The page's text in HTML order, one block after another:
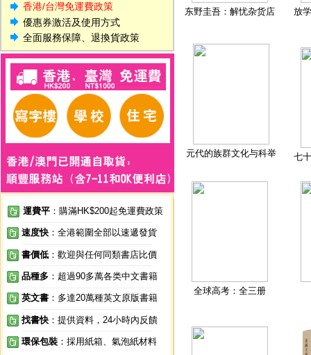
香港/台灣免運費政策
優惠券激活及使用方式
全面服務保障、退換貨政策
運費平 ：購滿HK$200起免運費政策
速度快 ：全港範圍全部以速遞發貨
書價低 ：歡迎與任何同類書店比價
品種多 ：超過90多萬各类中文書籍
英文書 ：多達20萬種英文原版書籍
找書快 ：提供資料，24小時內反饋
環保包裝 ：採用紙箱、氣泡紙材料
东野圭吾：解忧杂货店 放
元代的族群文化与科举 七
全球高考：全三册